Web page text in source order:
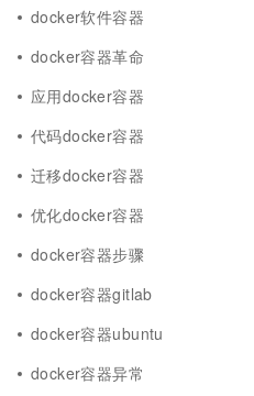
docker软件容器
docker容器革命
应用docker容器
代码docker容器
迁移docker容器
优化docker容器
docker容器步骤
docker容器gitlab
docker容器ubuntu
docker容器异常